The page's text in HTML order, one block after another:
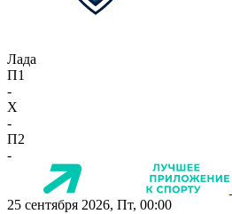
Лада
П1
-
X
-
П2
-
25 сентября 2026, Пт, 00:00